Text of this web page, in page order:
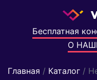
Бесплатная
О
Главная / Каталог /